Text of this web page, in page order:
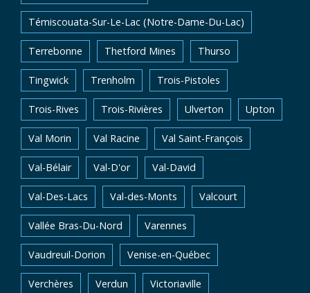
Témiscouata-Sur-Le-Lac (Notre-Dame-Du-Lac)
Terrebonne Thetford Mines Thurso
Tingwick Trenholm Trois-Pistoles
Trois-Rives Trois-Rivières Ulverton Upton
Val Morin Val Racine Val Saint-François
Val-Bélair Val-D'or Val-David
Val-Des-Lacs Val-des-Monts Valcourt
Vallée Bras-Du-Nord Varennes
Vaudreuil-Dorion Venise-en-Québec
Verchères Verdun Victoriaville